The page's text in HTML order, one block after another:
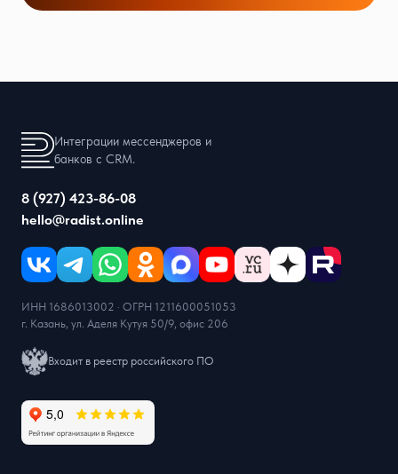
Интеграции мессенджеров и
банков с CRM.
8 (927) 423-86-08
hello@radist.online
ИНН 1686013002 · ОГРН 1211600051053
г. Казань, ул. Аделя Кутуя 50/9, офис 206
Входит в реестр российского ПО